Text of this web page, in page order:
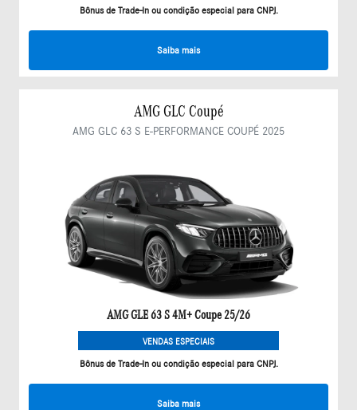
Bônus de Trade-In ou condição especial para CNPJ.
Saiba mais
AMG GLC Coupé
AMG GLC 63 S E-PERFORMANCE COUPÉ 2025
AMG GLE 63 S 4M+ Coupe 25/26
VENDAS ESPECIAIS
Bônus de Trade-In ou condição especial para CNPJ.
Saiba mais